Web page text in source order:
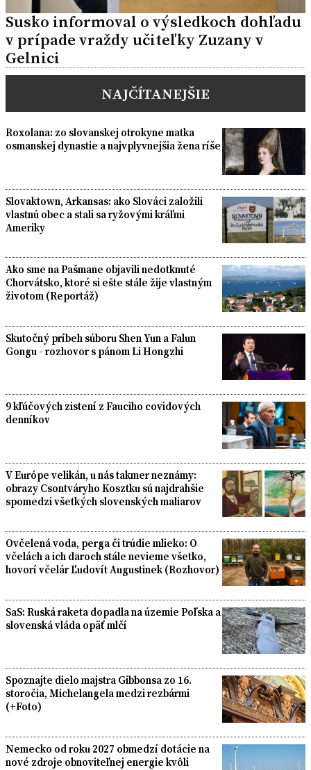
Susko informoval o výsledkoch dohľadu
v prípade vraždy učiteľky Zuzany v
Gelnici
NAJČÍTANEJŠIE
Roxolana: zo slovanskej otrokyne matka
osmanskej dynastie a najvplyvnejšia žena ríše
Slovaktown, Arkansas: ako Slováci založili
vlastnú obec a stali sa ryžovými kráľmi
Ameriky
Ako sme na Pašmane objavili nedotknuté
Chorvátsko, ktoré si ešte stále žije vlastným
životom (Reportáž)
Skutočný príbeh súboru Shen Yun a Falun
Gongu - rozhovor s pánom Li Hongzhi
9 kľúčových zistení z Fauciho covidových
denníkov
V Európe velikán, u nás takmer neznámy:
obrazy Csontváryho Kosztku sú najdrahšie
spomedzi všetkých slovenských maliarov
Ovčelená voda, perga či trúdie mlieko: O
včelách a ich daroch stále nevieme všetko,
hovorí včelár Ľudovít Augustinek (Rozhovor)
SaS: Ruská raketa dopadla na územie Poľska a
slovenská vláda opäť mlčí
Spoznajte dielo majstra Gibbonsa zo 16.
storočia, Michelangela medzi rezbármi
(+Foto)
Nemecko od roku 2027 obmedzí dotácie na
nové zdroje obnoviteľnej energie kvôli